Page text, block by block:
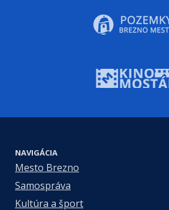
NAVIGÁCIA
Mesto Brezno
Samospráva
Kultúra a šport